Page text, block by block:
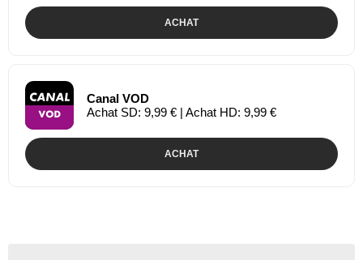
ACHAT
Canal VOD
Achat SD: 9,99 € | Achat HD: 9,99 €
ACHAT